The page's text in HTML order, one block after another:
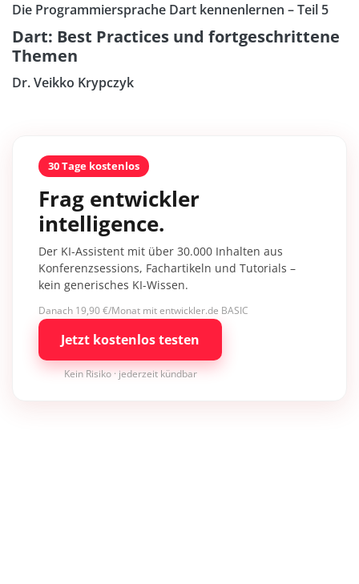
Die Programmiersprache Dart kennenlernen – Teil 5
Dart: Best Practices und fortgeschrittene
Themen
Dr. Veikko Krypczyk
30 Tage kostenlos
Frag entwickler
intelligence.
Der KI-Assistent mit über 30.000 Inhalten aus
Konferenzsessions, Fachartikeln und Tutorials –
kein generisches KI-Wissen.
Danach 19,90 €/Monat mit entwickler.de BASIC
Jetzt kostenlos testen
Kein Risiko · jederzeit kündbar